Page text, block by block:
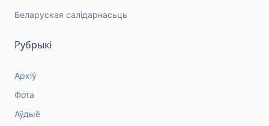
Беларуская салідарнасьць
Рубрыкі
Архіў
Фота
Аўдыё